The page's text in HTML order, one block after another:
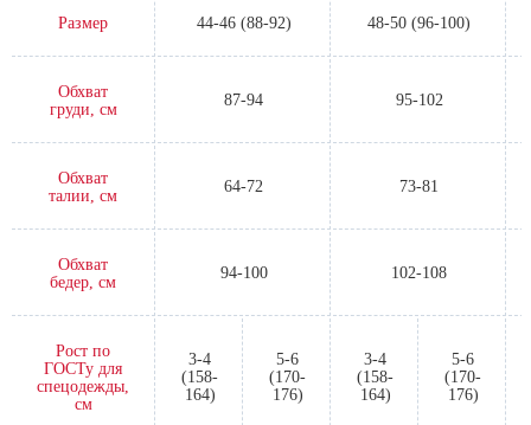
Размер 44-46 (88-92) 48-50 (96-100)
Обхват
груди, см
87-94 95-102
Обхват
талии, см
64-72 73-81
Обхват
бедер, см
94-100 102-108
Рост по
ГОСТу для
спецодежды,
см
3-4
(158-
164)
5-6
(170-
176)
3-4
(158-
164)
5-6
(170-
176)